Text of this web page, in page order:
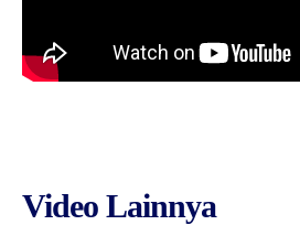
Video Lainnya